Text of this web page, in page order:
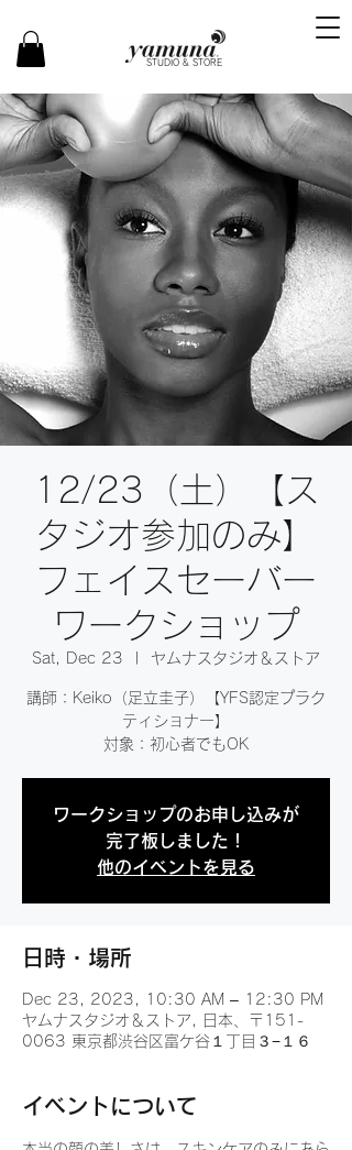
STUDIO & STORE
12/23（土）【ス
タジオ参加のみ】
フェイスセーバー
ワークショップ
Sat, Dec 23 ヤムナスタジオ＆ストア
講師：Keiko（足立圭子）【YFS認定プラク
ティショナー】
対象：初心者でもOK
ワークショップのお申し込みが
完了板しました！
他のイベントを見る
日時・場所
Dec 23, 2023, 10:30 AM – 12:30 PM
ヤムナスタジオ＆ストア, 日本、〒151-
0063 東京都渋谷区富ケ谷１丁目３−１６
イベントについて